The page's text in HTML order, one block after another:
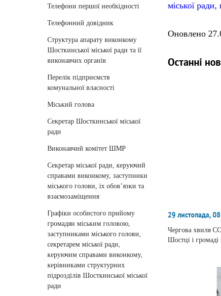
Телефони першої необхідності
Телефонний довідник
Структура апарату виконкому
Шосткинської міської ради та її
виконавчих органів
Перелік підприємств
комунальної власності
Міський голова
Секретар Шосткинської міської
ради
Виконавчий комітет ШМР
Секретар міської ради, керуючий
справами виконкому, заступники
міського голови, іх обов’язки та
взаємозаміщення
Графіки особистого прийому
громадян міським головою,
заступниками міського голови,
секретарем міської ради,
керуючим справами виконкому,
керівниками структурних
підрозділів Шосткинської міської
ради
міської
Оновлено
Останні
29 листопада,
Чергова хвиля
Шостці і